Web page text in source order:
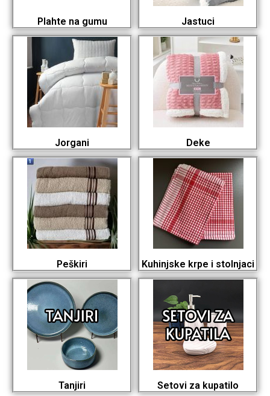
Plahte na gumu Jastuci
Jorgani Deke
Peškiri Kuhinjske krpe i stolnjaci
Tanjiri Setovi za kupatilo